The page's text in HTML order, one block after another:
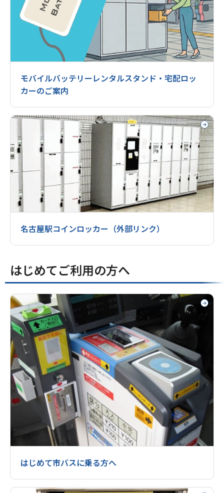
モバイルバッテリーレンタルスタンド・宅配ロッ
カーのご案内
名古屋駅コインロッカー（外部リンク）
はじめてご利用の方へ
はじめて市バスに乗る方へ